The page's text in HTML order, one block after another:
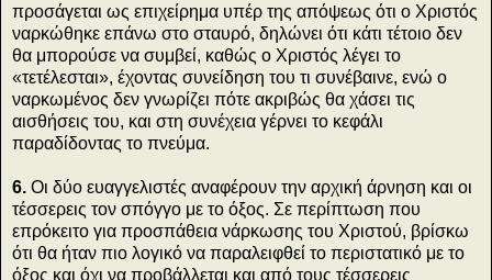
προσάγεται ως επιχείρημα υπέρ της απόψεως ότι ο Χριστός
ναρκώθηκε επάνω στο σταυρό, δηλώνει ότι κάτι τέτοιο δεν
θα μπορούσε να συμβεί, καθώς ο Χριστός λέγει το
«τετέλεσται», έχοντας συνείδηση του τι συνέβαινε, ενώ ο
ναρκωμένος δεν γνωρίζει πότε ακριβώς θα χάσει τις
αισθήσεις του, και στη συνέχεια γέρνει το κεφάλι
παραδίδοντας το πνεύμα.
6. Οι δύο ευαγγελιστές αναφέρουν την αρχική άρνηση και οι
τέσσερεις τον σπόγγο με το όξος. Σε περίπτωση που
επρόκειτο για προσπάθεια νάρκωσης του Χριστού, βρίσκω
ότι θα ήταν πιο λογικό να παραλειφθεί το περιστατικό με το
όξος και όχι να προβάλλεται και από τους τέσσερεις